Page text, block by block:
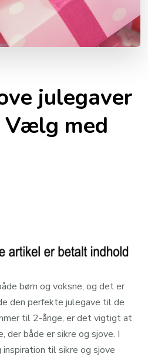
julegaver
med
børn og voksne, og det er
den perfekte julegave til de
til 2-årige, er det vigtigt at
både er sikre og sjove. I
til sikre og sjove